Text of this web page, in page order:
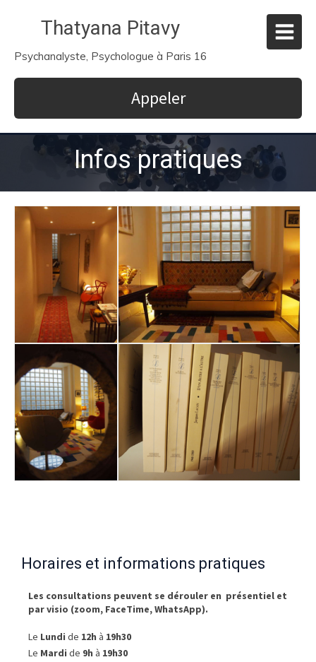
Thatyana Pitavy
Psychanalyste, Psychologue à Paris 16
Appeler
Infos pratiques
Horaires et informations pratiques
Les consultations peuvent se dérouler en présentiel et
par visio (zoom, FaceTime, WhatsApp).
Le Lundi de 12h à 19h30
Le Mardi de 9h à 19h30